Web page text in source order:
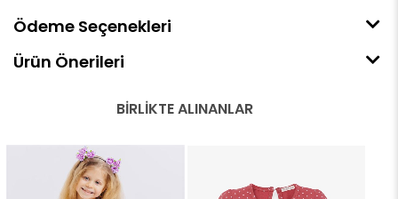
Ödeme Seçenekleri
Ürün Önerileri